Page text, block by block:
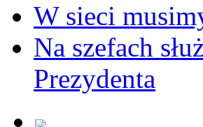
W sieci
Na szefach
Prezydenta